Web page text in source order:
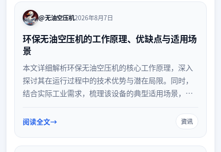
@无油空压机2026年8月7日
环保无油空压机的工作原理、优缺点与适用场
景
本文详细解析环保无油空压机的核心工作原理，深入
探讨其在运行过程中的技术优势与潜在局限。同时，
结合实际工业需求，梳理该设备的典型适用场景，为
阅读全文 资讯